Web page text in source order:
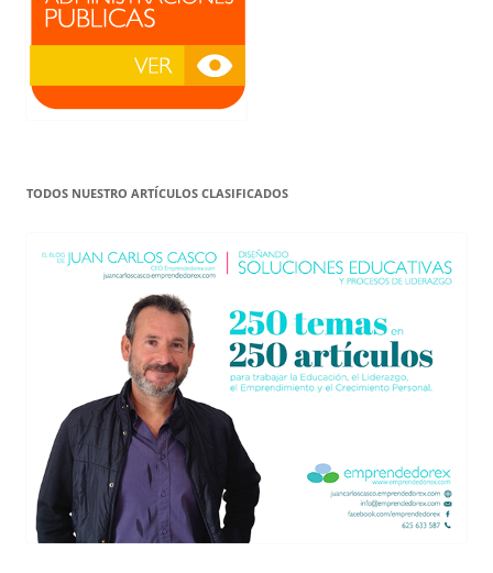
TODOS NUESTRO ARTÍCULOS CLASIFICADOS